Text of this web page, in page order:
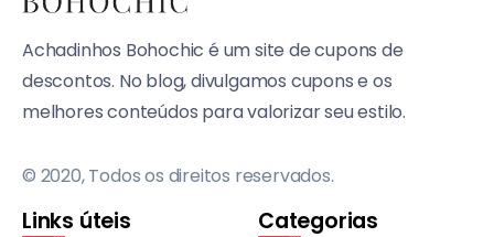
Achadinhos Bohochic é um site de cupons de
descontos. No blog, divulgamos cupons e os
melhores conteúdos para valorizar seu estilo.
© 2020, Todos os direitos reservados.
Links úteis Categorias